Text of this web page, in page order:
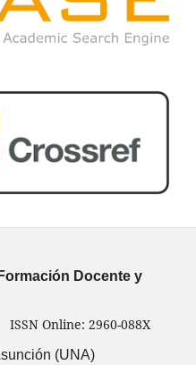
Docente y
Online: 2960-088X
(UNA)